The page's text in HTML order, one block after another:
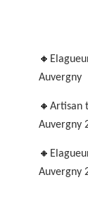
Auvergny
Artisan
Auvergny
Auvergny